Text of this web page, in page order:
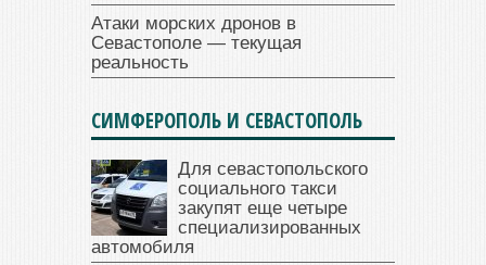
Атаки морских дронов в
Севастополе — текущая
реальность
СИМФЕРОПОЛЬ И СЕВАСТОПОЛЬ
Для севастопольского
социального такси
закупят еще четыре
специализированных
автомобиля